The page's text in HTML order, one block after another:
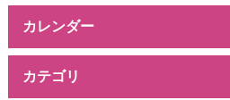
カレンダー
カテゴリ